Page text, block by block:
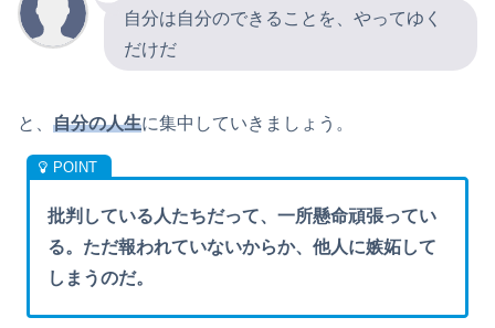
自分は自分のできることを、やってゆく
だけだ
と、 自分の人生に集中していきましょう。
批判している人たちだって、一所懸命頑張ってい
る。ただ報われていないからか、他人に嫉妬して
しまうのだ。